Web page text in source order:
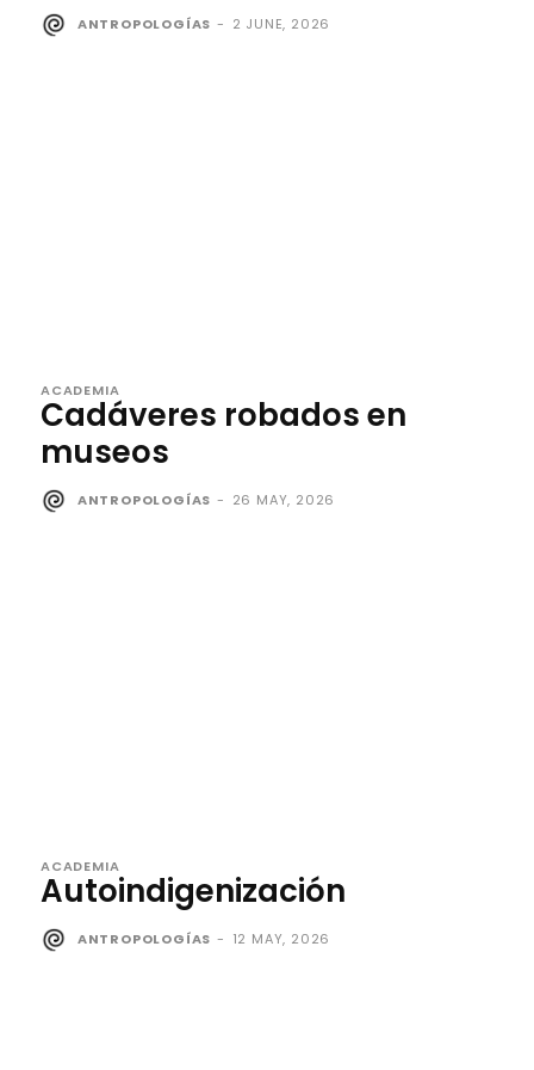
ANTROPOLOGÍAS - 2 JUNE, 2026
ACADEMIA
Cadáveres robados en
museos
ANTROPOLOGÍAS - 26 MAY, 2026
ACADEMIA
Autoindigenización
ANTROPOLOGÍAS - 12 MAY, 2026